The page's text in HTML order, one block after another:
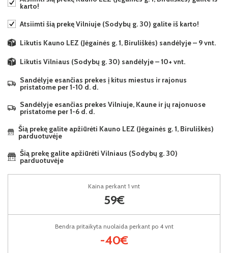
karto!
Atsiimti šią prekę Vilniuje (Sodybų g. 30) galite iš karto!
Likutis Kauno LEZ (Jėgainės g. 1, Biruliškės) sandėlyje – 9 vnt.
Likutis Vilniaus (Sodybų g. 30) sandėlyje – 10+ vnt.
Sandėlyje esančias prekes į kitus miestus ir rajonus
pristatome per 1-10 d. d.
Sandėlyje esančias prekes Vilniuje, Kaune ir jų rajonuose
pristatome per 1-6 d. d.
Šią prekę galite apžiūrėti Kauno LEZ (Jėgainės g. 1, Biruliškės)
parduotuvėje
Šią prekę galite apžiūrėti Vilniaus (Sodybų g. 30)
parduotuvėje
Kaina perkant 1 vnt
59€
Bendra pritaikyta nuolaida perkant po 4 vnt
-40€